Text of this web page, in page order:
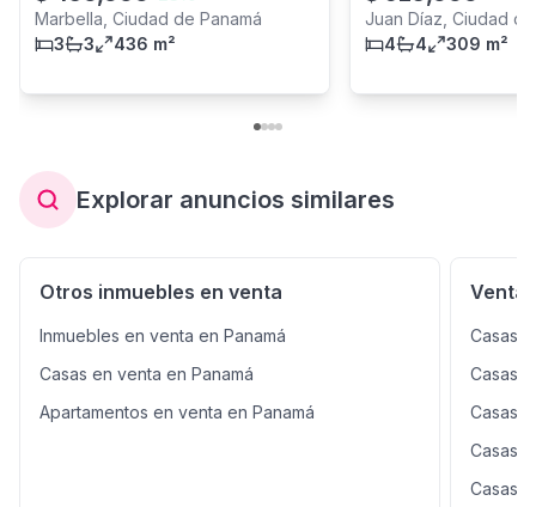
Marbella, Ciudad de Panamá
3
3 436 m²
Juan Díaz, Ciudad
4
4 309 m²
Explorar anuncios similares
Otros inmuebles en venta
Inmuebles en venta en Panamá
Casas en venta en Panamá
Apartamentos en venta en Panamá
Venta
Casas
Casas
Casas
Casas
Casas